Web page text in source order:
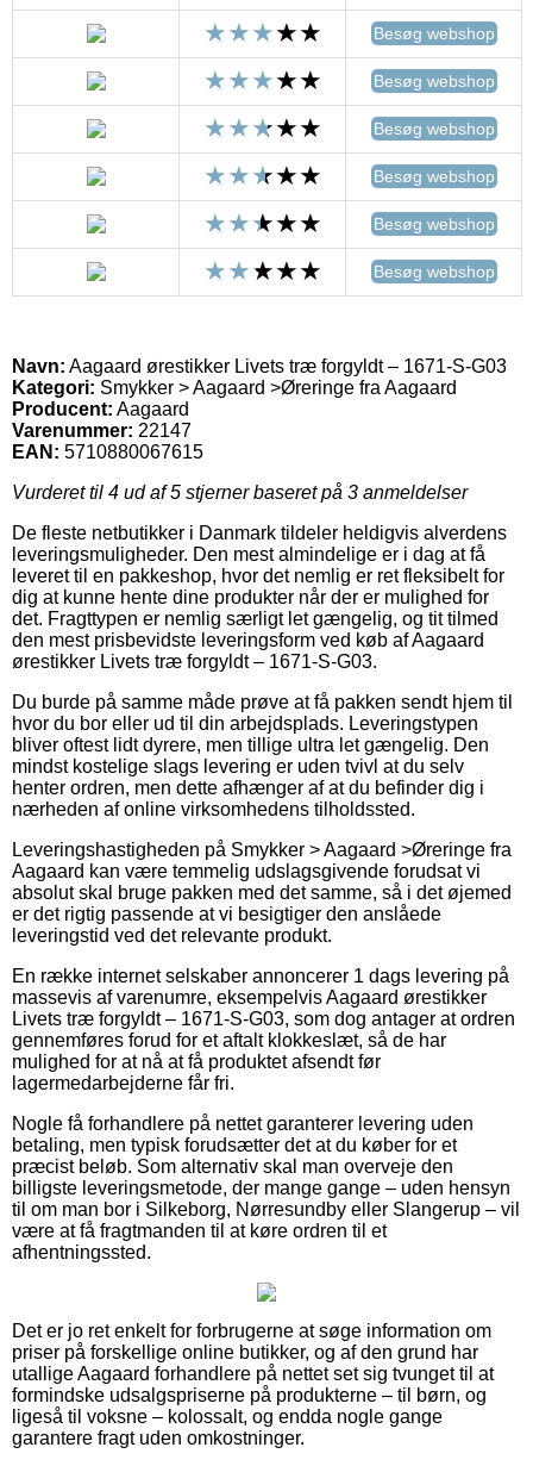
Besøg webshop
Besøg webshop
Besøg webshop
Besøg webshop
Besøg webshop
Besøg webshop
Navn: Aagaard ørestikker Livets træ forgyldt – 1671-S-G03
Kategori: Smykker > Aagaard >Øreringe fra Aagaard
Producent: Aagaard
Varenummer: 22147
EAN: 5710880067615
Vurderet til 4 ud af 5 stjerner baseret på 3 anmeldelser
De fleste netbutikker i Danmark tildeler heldigvis alverdens
leveringsmuligheder. Den mest almindelige er i dag at få
leveret til en pakkeshop, hvor det nemlig er ret fleksibelt for
dig at kunne hente dine produkter når der er mulighed for
det. Fragttypen er nemlig særligt let gængelig, og tit tilmed
den mest prisbevidste leveringsform ved køb af Aagaard
ørestikker Livets træ forgyldt – 1671-S-G03.
Du burde på samme måde prøve at få pakken sendt hjem til
hvor du bor eller ud til din arbejdsplads. Leveringstypen
bliver oftest lidt dyrere, men tillige ultra let gængelig. Den
mindst kostelige slags levering er uden tvivl at du selv
henter ordren, men dette afhænger af at du befinder dig i
nærheden af online virksomhedens tilholdssted.
Leveringshastigheden på Smykker > Aagaard >Øreringe fra
Aagaard kan være temmelig udslagsgivende forudsat vi
absolut skal bruge pakken med det samme, så i det øjemed
er det rigtig passende at vi besigtiger den anslåede
leveringstid ved det relevante produkt.
En række internet selskaber annoncerer 1 dags levering på
massevis af varenumre, eksempelvis Aagaard ørestikker
Livets træ forgyldt – 1671-S-G03, som dog antager at ordren
gennemføres forud for et aftalt klokkeslæt, så de har
mulighed for at nå at få produktet afsendt før
lagermedarbejderne får fri.
Nogle få forhandlere på nettet garanterer levering uden
betaling, men typisk forudsætter det at du køber for et
præcist beløb. Som alternativ skal man overveje den
billigste leveringsmetode, der mange gange – uden hensyn
til om man bor i Silkeborg, Nørresundby eller Slangerup – vil
være at få fragtmanden til at køre ordren til et
afhentningssted.
Det er jo ret enkelt for forbrugerne at søge information om
priser på forskellige online butikker, og af den grund har
utallige Aagaard forhandlere på nettet set sig tvunget til at
formindske udsalgspriserne på produkterne – til børn, og
ligeså til voksne – kolossalt, og endda nogle gange
garantere fragt uden omkostninger.